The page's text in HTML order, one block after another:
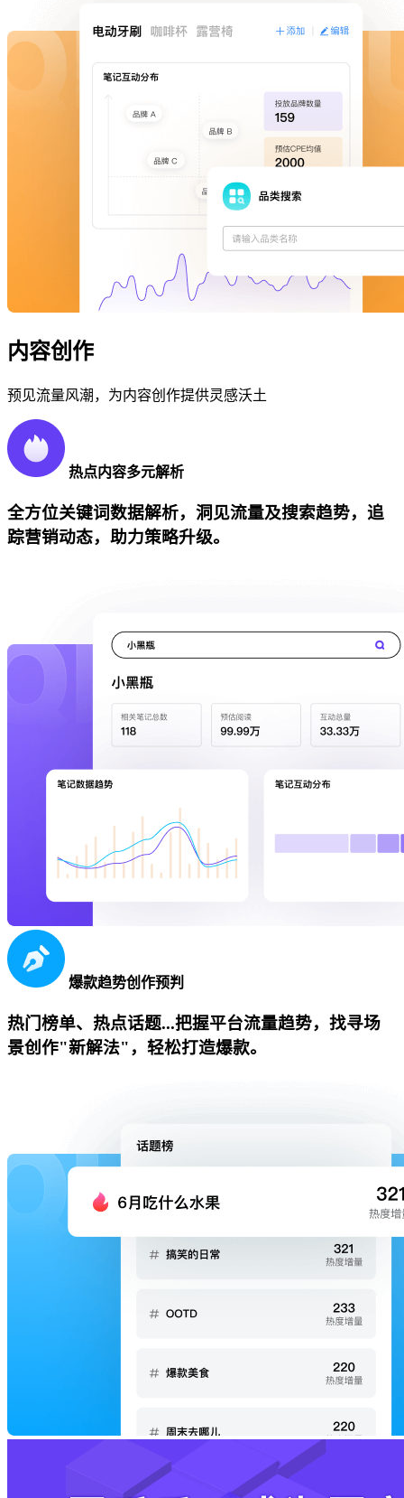
内容创作
预见流量风潮，为内容创作提供灵感沃土
热点内容多元解析
全方位关键词数据解析，洞见流量及搜索趋势，追
踪营销动态，助力策略升级。
爆款趋势创作预判
热门榜单、热点话题...把握平台流量趋势，找寻场
景创作"新解法"，轻松打造爆款。